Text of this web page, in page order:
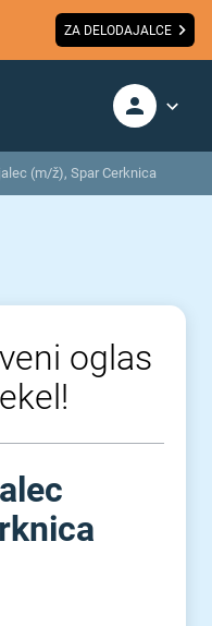
ZA DELODAJALCE
(m/ž), Spar Cerknica
oglas